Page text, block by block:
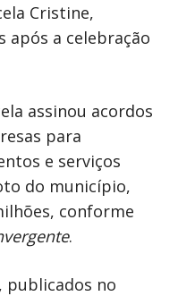
Cristine,
após a celebração
assinou acordos
para
e serviços
do município,
conforme
.
publicados no